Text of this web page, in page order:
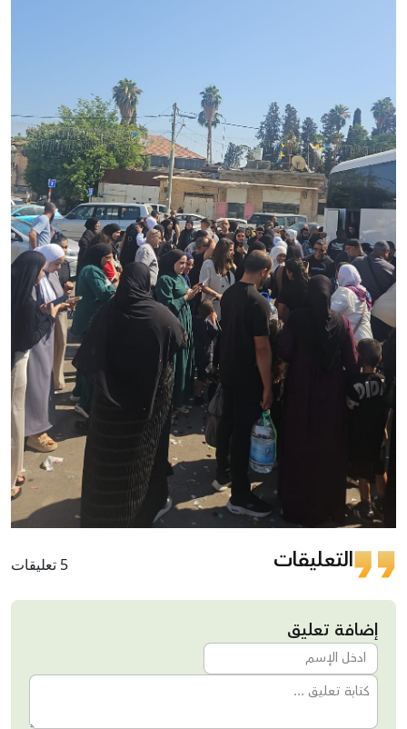
التعليقات 5 تعليقات
إضافة تعليق